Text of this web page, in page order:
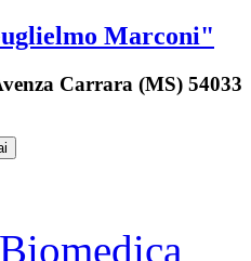
Marconi"
Carrara (MS) 54033